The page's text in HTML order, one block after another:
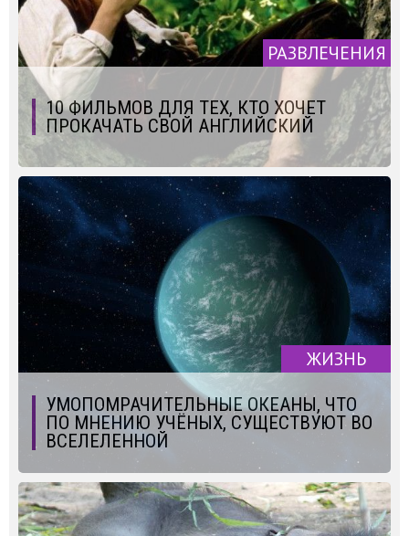
РАЗВЛЕЧЕНИЯ
10 ФИЛЬМОВ ДЛЯ ТЕХ, КТО ХОЧЕТ
ПРОКАЧАТЬ СВОЙ АНГЛИЙСКИЙ
ЖИЗНЬ
УМОПОМРАЧИТЕЛЬНЫЕ ОКЕАНЫ, ЧТО
ПО МНЕНИЮ УЧЁНЫХ, СУЩЕСТВУЮТ ВО
ВСЕЛЕЛЕННОЙ